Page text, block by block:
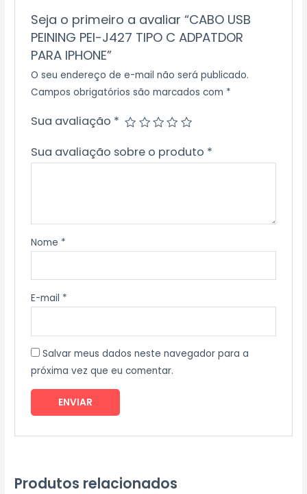
Seja o primeiro a avaliar “CABO USB
PEINING PEI-J427 TIPO C ADPATDOR
PARA IPHONE”
O seu endereço de e-mail não será publicado.
Campos obrigatórios são marcados com *
Sua avaliação *
Sua avaliação sobre o produto *
Nome *
E-mail *
Salvar meus dados neste navegador para a
próxima vez que eu comentar.
Produtos relacionados